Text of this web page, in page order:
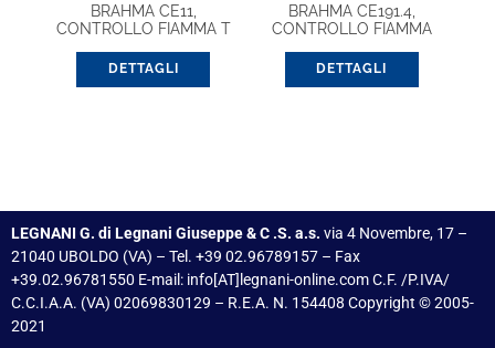
BRAHMA CE11,
CONTROLLO FIAMMA T
DETTAGLI
BRAHMA CE191.4,
CONTROLLO FIAMMA
DETTAGLI
LEGNANI G. di Legnani Giuseppe & C .S. a.s. via 4 Novembre, 17 –
21040 UBOLDO (VA) – Tel. +39 02.96789157 – Fax
+39.02.96781550 E-mail: info[AT]legnani-online.com C.F. /P.IVA/
C.C.I.A.A. (VA) 02069830129 – R.E.A. N. 154408 Copyright © 2005-
2021